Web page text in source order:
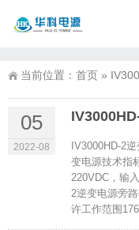
当前位置： 首页 »
05
2022-08
IV3000HD-2
变电源技术指
220VDC，输
2逆变电源旁
许工作范围